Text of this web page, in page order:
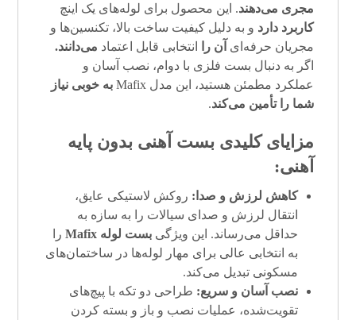
مجری می‌دهند. این محصول برای لوله‌های یک اینچ
کاربرد دارد و به دلیل کیفیت ساخت بالا، تکنسین‌ها و
مجریان حرفه‌ای آن را انتخابی قابل اعتماد می‌دانند.
اگر به دنبال بست فلزی با دوام، نصب آسان و
عملکرد مطمئن هستید، این مدل Mafix
به خوبی نیاز
شما را تأمین می‌کند.
مزایای کلیدی بست آهنی بدون پایه
آهنی:
کاهش لرزش و صدا: روکش لاستیکی عایق،
انتقال لرزش و صدای سیالات را به سازه به
حداقل می‌رساند. این ویژگیبست لوله Mafix
را
به انتخابی عالی برای مهار لوله‌ها در ساختمان‌های
مسکونی تبدیل می‌کند.
نصب آسان و سریع: طراحی دو تکه با پیچ‌های
تقویت‌شده، عملیات نصب و باز و بسته کردن